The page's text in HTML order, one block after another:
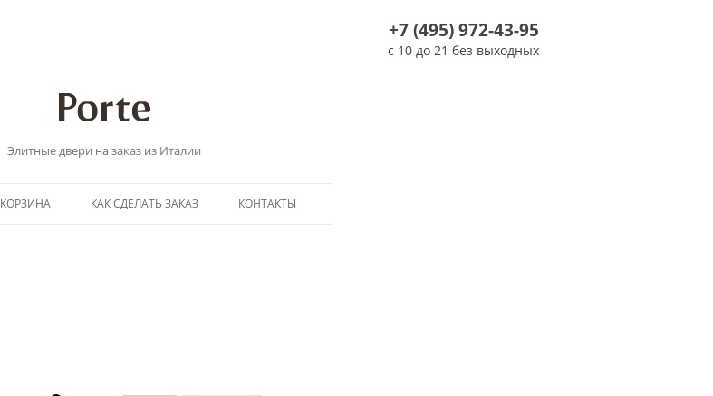
+7 (495) 972-43-95
с 10 до 21 без выходных
Элитные двери на заказ из Италии
к
КОРЗИНА КАК СДЕЛАТЬ ЗАКАЗ КОНТАКТЫ